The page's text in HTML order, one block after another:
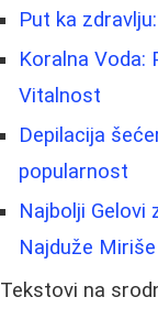
Put ka
Koralna Voda:
Vitalnost
Depilacija
popularnost
Najbolji Gelovi
Najduže Miriše
Tekstovi na